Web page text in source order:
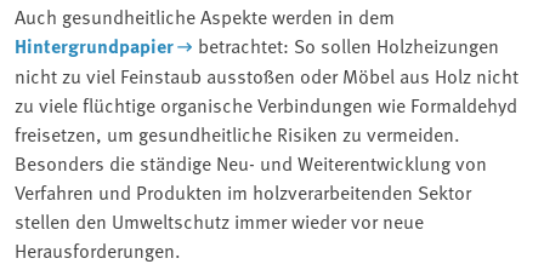
Auch gesundheitliche Aspekte werden in dem
Hintergrundpapier
betrachtet: So sollen Holzheizungen
nicht zu viel Feinstaub ausstoßen oder Möbel aus Holz nicht
zu viele flüchtige organische Verbindungen wie Formaldehyd
freisetzen, um gesundheitliche Risiken zu vermeiden.
Besonders die ständige Neu- und Weiterentwicklung von
Verfahren und Produkten im holzverarbeitenden Sektor
stellen den Umweltschutz immer wieder vor neue
Herausforderungen.